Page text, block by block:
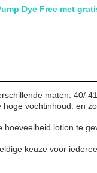
Dye Free met
maten: 40/
vochtinhoud. en
lotion te
keuze voor